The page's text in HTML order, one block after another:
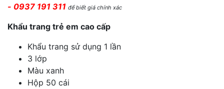
- 0937 191 311 để biết giá chính xác
Khẩu trang trẻ em cao cấp
Khẩu trang sử dụng 1 lần
3 lớp
Màu xanh
Hộp 50 cái